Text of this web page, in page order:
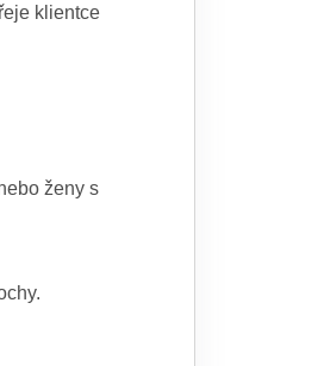
klientce
ženy s